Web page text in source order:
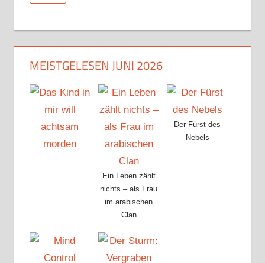
MEISTGELESEN JUNI 2026
Ein Leben zählt
nichts – als Frau
im arabischen
Clan
Der Fürst des
Nebels